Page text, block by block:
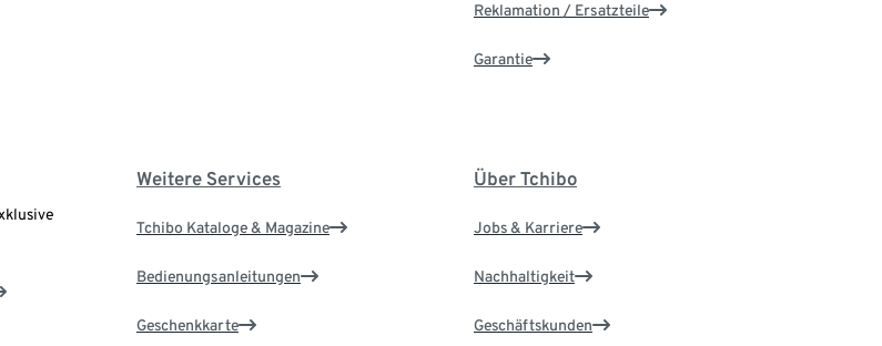
Reklamation / Ersatzteile
Garantie
Weitere Services
Tchibo Kataloge & Magazine
Bedienungsanleitungen
Geschenkkarte
Über Tchibo
Jobs & Karriere
Nachhaltigkeit
Geschäftskunden